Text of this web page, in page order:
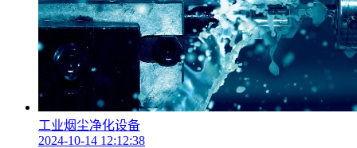
工业烟尘净化设备
2024-10-14 12:12:38